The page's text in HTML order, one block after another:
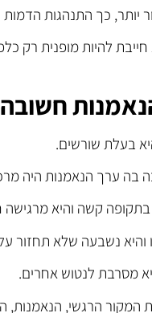
יותר, כך התנהגות
להיות מופנית רק
בעלת שורשים.
בה ערך הנאמנות היה
קשה והיא מרגישה
והיא נשבעה שלא תחזור
מסרבת לנטוש אחרים.
המקור הרגשי, הנאמנות,